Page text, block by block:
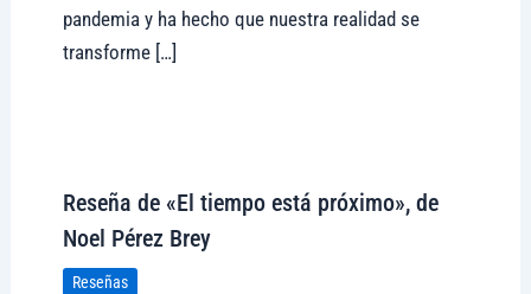
pandemia y ha hecho que nuestra realidad se
transforme […]
Reseña de «El tiempo está próximo», de
Noel Pérez Brey
Reseñas